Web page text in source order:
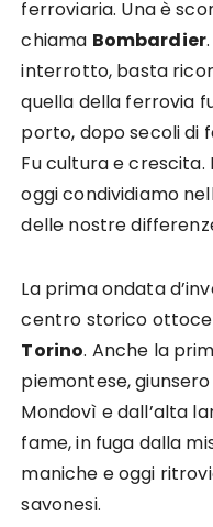
ferroviaria. Una è
chiama Bombardier
interrotto, basta
quella della ferrovia
porto, dopo secoli di
Fu cultura e
oggi condividiamo
delle nostre
La prima ondata
centro storico
Torino. Anche la
piemontese,
Mondovì e dall’alta
fame, in fuga dalla
maniche e oggi
savonesi.